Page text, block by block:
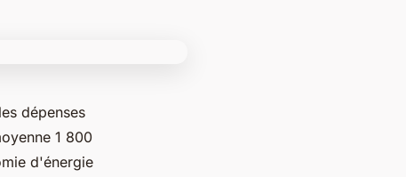
dépenses
1 800
d'énergie